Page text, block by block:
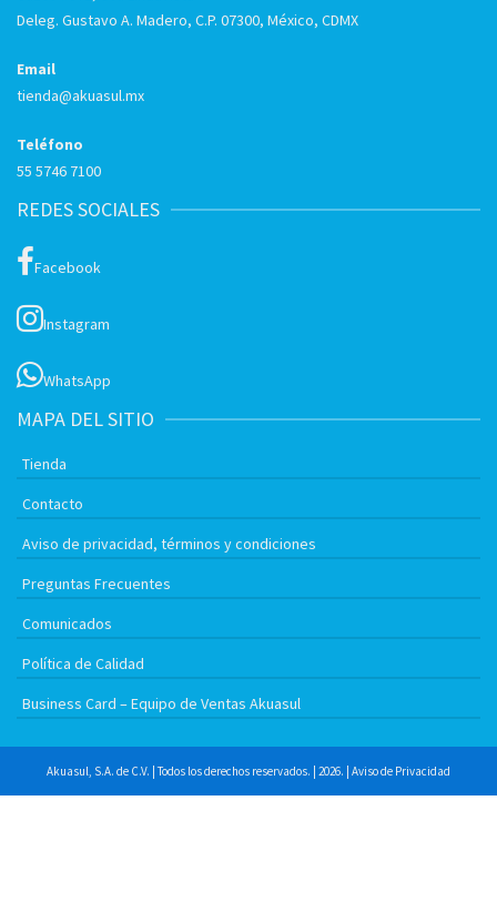
Deleg. Gustavo A. Madero, C.P. 07300, México, CDMX
Email
tienda@akuasul.mx
Teléfono
55 5746 7100
REDES SOCIALES
Facebook
Instagram
WhatsApp
MAPA DEL SITIO
Tienda
Contacto
Aviso de privacidad, términos y condiciones
Preguntas Frecuentes
Comunicados
Política de Calidad
Business Card – Equipo de Ventas Akuasul
Akuasul, S.A. de C.V. | Todos los derechos reservados. | 2026. | Aviso de Privacidad